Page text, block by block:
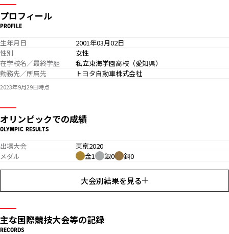
プロフィール
PROFILE
生年月日
2001年03月02日
性別
女性
在学校名／最終学歴
私立東海学園高校（愛知県）
勤務先／所属先
トヨタ自動車株式会社
2023年9月29日時点
オリンピックでの成績
OLYMPIC RESULTS
出場大会
東京2020
メダル
金1 銀0 銅0
大会別結果を見る
主な国際競技大会等の記録
RECORDS